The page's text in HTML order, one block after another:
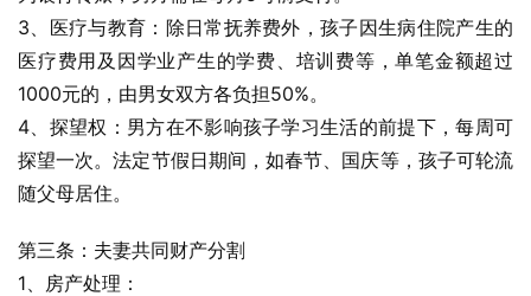
3、医疗与教育：除日常抚养费外，孩子因生病住院产生的
医疗费用及因学业产生的学费、培训费等，单笔金额超过
1000元的，由男女双方各负担50%。
4、探望权：男方在不影响孩子学习生活的前提下，每周可
探望一次。法定节假日期间，如春节、国庆等，孩子可轮流
随父母居住。
第三条：夫妻共同财产分割
1、房产处理：